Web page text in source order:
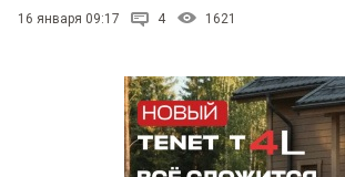
16 января 09:17 4 1621